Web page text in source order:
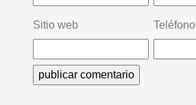
Sitio web Teléfono